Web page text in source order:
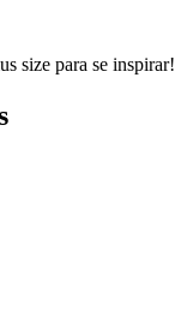
size para se inspirar!